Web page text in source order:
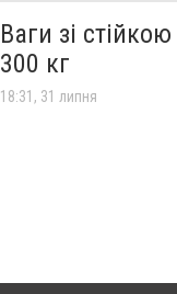
Ваги зі
300 кг
18:31, 31 липня